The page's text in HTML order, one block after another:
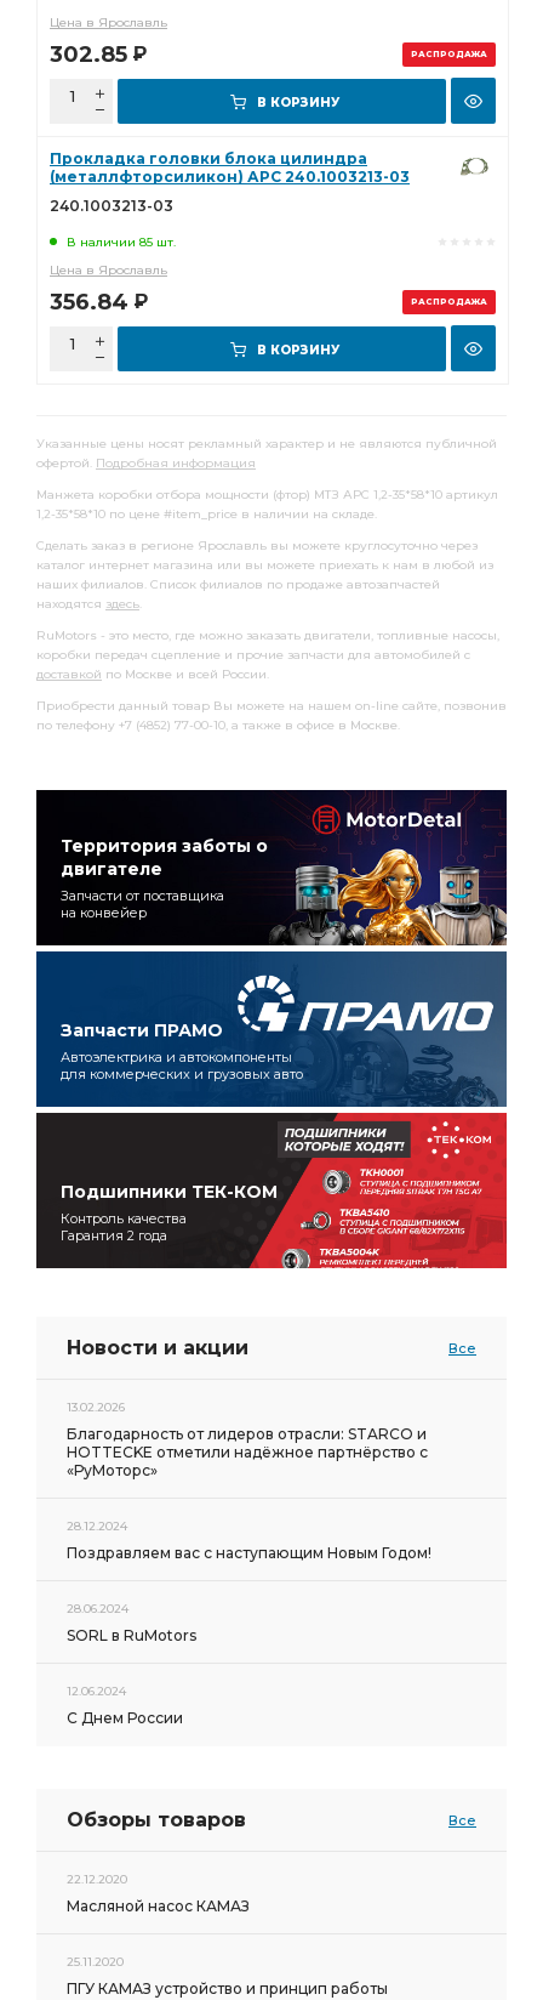
РАСПРОДАЖА
Цена в Ярославль
302.85 Р
В КОРЗИНУ
РАСПРОДАЖА
Прокладка головки блока цилиндра
(металлфторсиликон) АРС 240.1003213-03
240.1003213-03
В наличии 85 шт.
Цена в Ярославль
356.84 Р
В КОРЗИНУ
Указанные цены носят рекламный характер и не являются публичной
офертой. Подробная информация
Манжета коробки отбора мощности (фтор) МТЗ АРС 1,2-35*58*10 артикул
1,2-35*58*10 по цене #item_price в наличии на складе.
Сделать заказ в регионе Ярославль вы можете круглосуточно через
каталог интернет магазина или вы можете приехать к нам в любой из
наших филиалов. Список филиалов по продаже автозапчастей
находятся здесь.
RuMotors - это место, где можно заказать двигатели, топливные насосы,
коробки передач сцепление и прочие запчасти для автомобилей с
доставкой по Москве и всей России.
Приобрести данный товар Вы можете на нашем on-line сайте, позвонив
по телефону +7 (4852) 77-00-10, а также в офисе в Москве.
Территория заботы о
двигателе
Запчасти от поставщика
на конвейер
Запчасти ПРАМО
Автоэлектрика и автокомпоненты
для коммерческих и грузовых авто
Подшипники ТЕК-КОМ
Контроль качества
Гарантия 2 года
Новости и акции Все
13.02.2026
Благодарность от лидеров отрасли: STARCO и
HOTTECKE отметили надёжное партнёрство с
«РуМоторс»
28.12.2024
Поздравляем вас с наступающим Новым Годом!
28.06.2024
SORL в RuMotors
12.06.2024
С Днем России
Обзоры товаров Все
22.12.2020
Масляной насос КАМАЗ
25.11.2020
ПГУ КАМАЗ устройство и принцип работы